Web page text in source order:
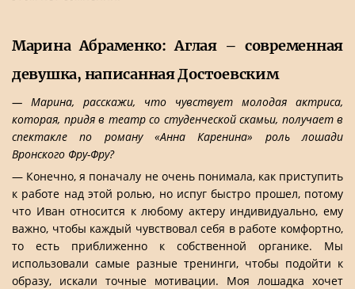
Марина Абраменко: Аглая – современная
девушка, написанная Достоевским
— Марина, расскажи, что чувствует молодая актриса,
которая, придя в театр со студенческой скамьи, получает в
спектакле по роману «Анна Каренина» роль лошади
Вронского Фру-Фру?
— Конечно, я поначалу не очень понимала, как приступить
к работе над этой ролью, но испуг быстро прошел, потому
что Иван относится к любому актеру индивидуально, ему
важно, чтобы каждый чувствовал себя в работе комфортно,
то есть приближенно к собственной органике. Мы
использовали самые разные тренинги, чтобы подойти к
образу, искали точные мотивации. Моя лошадка хочет